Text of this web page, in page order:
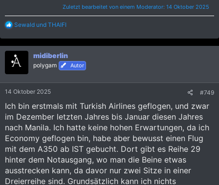
Zuletzt bearbeitet von einem Moderator: 14 Oktober 2025
R
a
k
t
i
n
Sewald und THAIFI
midiberlin
polygam Autor
14 Oktober 2025 #749
Ich bin erstmals mit Turkish Airlines geflogen, und zwar
im Dezember letzten Jahres bis Januar diesen Jahres
nach Manila. Ich hatte keine hohen Erwartungen, da ich
Economy geflogen bin, habe aber bewusst einen Flug
mit dem A350 ab IST gebucht. Dort gibt es Reihe 29
hinter dem Notausgang, wo man die Beine etwas
ausstrecken kann, da davor nur zwei Sitze in einer
Dreierreihe sind. Grundsätzlich kann ich nichts